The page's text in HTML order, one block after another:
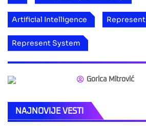
Artificial Intelligence Represent
Represent System
Gorica Mitrović
NAJNOVIJE VESTI